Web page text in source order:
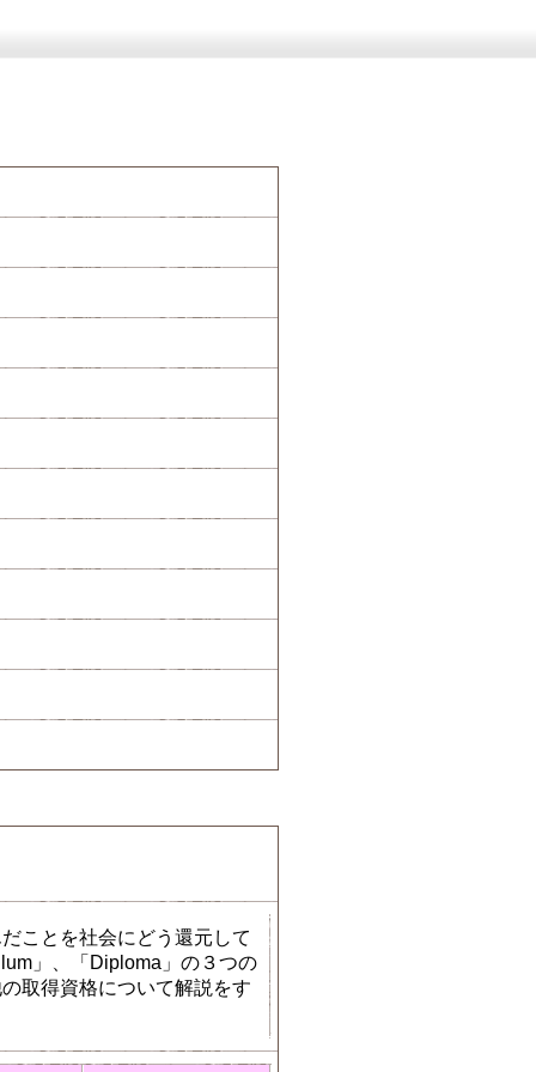
ことを社会にどう還元して
」、「Diploma」の３つの
取得資格について解説をす